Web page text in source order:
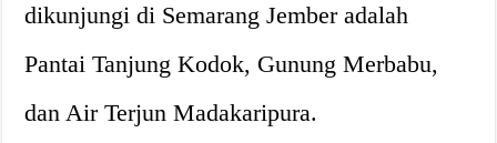
dikunjungi di Semarang Jember adalah
Pantai Tanjung Kodok, Gunung Merbabu,
dan Air Terjun Madakaripura.